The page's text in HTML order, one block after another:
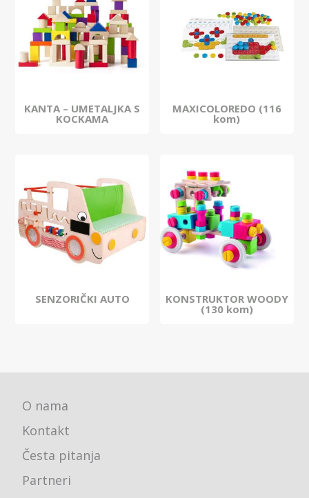
KANTA – UMETALJKA S
KOCKAMA
MAXICOLOREDO (116
kom)
SENZORIČKI AUTO KONSTRUKTOR WOODY
(130 kom)
O nama
Kontakt
Česta pitanja
Partneri